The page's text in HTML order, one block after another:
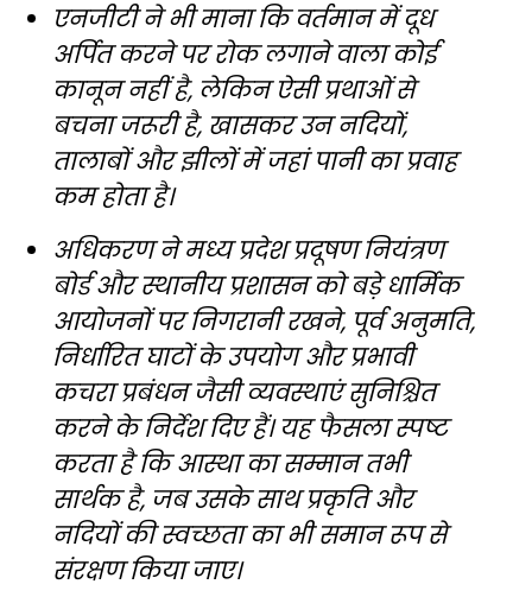
एनजीटी ने भी माना कि वर्तमान में दूध
अर्पित करने पर रोक लगाने वाला कोई
कानून नहीं है, लेकिन ऐसी प्रथाओं से
बचना जरूरी है, खासकर उन नदियों,
तालाबों और झीलों में जहां पानी का प्रवाह
कम होता है।
अधिकरण ने मध्य प्रदेश प्रदूषण नियंत्रण
बोर्ड और स्थानीय प्रशासन को बड़े धार्मिक
आयोजनों पर निगरानी रखने, पूर्व अनुमति,
निर्धारित घाटों के उपयोग और प्रभावी
कचरा प्रबंधन जैसी व्यवस्थाएं सुनिश्चित
करने के निर्देश दिए हैं। यह फैसला स्पष्ट
करता है कि आस्था का सम्मान तभी
सार्थक है, जब उसके साथ प्रकृति और
नदियों की स्वच्छता का भी समान रूप से
संरक्षण किया जाए।